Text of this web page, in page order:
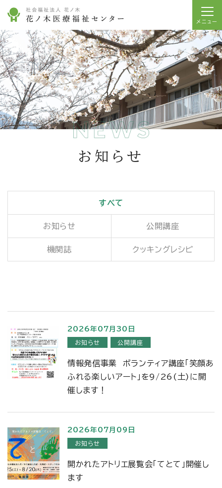
お知らせ
すべて
お知らせ 公開講座
機関誌 クッキングレシピ
2026年07月30日
お知らせ 公開講座
情報発信事業 ボランティア講座「笑顔あ
ふれる楽しいアート」を9/26(土)に開
催します！
2026年07月09日
お知らせ
開かれたアトリエ展覧会「てとて」開催し
ます